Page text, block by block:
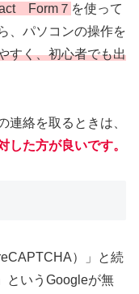
Form７ を使って
、パソコンの操作を
すく、初心者でも出
連絡を取るときは、
した方が良いです。
）」と続
」というGoogleが無